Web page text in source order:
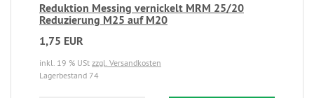
Reduktion Messing vernickelt MRM 25/20
Reduzierung M25 auf M20
1,75 EUR
inkl. 19 % USt zzgl. Versandkosten
Lagerbestand 74